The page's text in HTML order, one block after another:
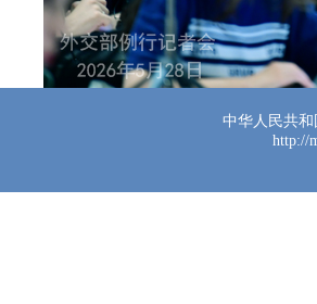
中华人民共
http://